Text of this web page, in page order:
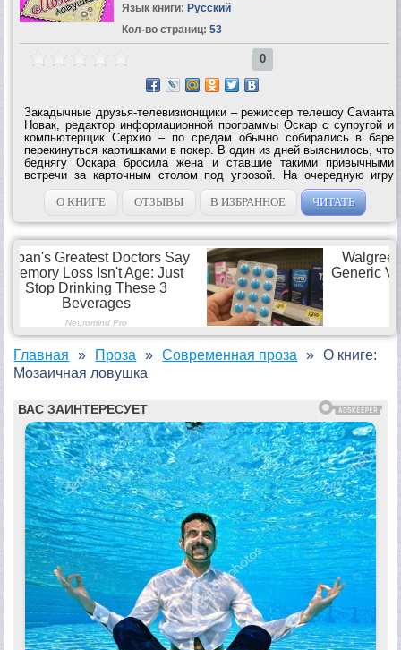
Язык книги: Русский
Кол-во страниц: 53
0
Закадычные друзья-телевизионщики – режиссер телешоу Саманта
Новак, редактор информационной программы Оскар с супругой и
компьютерщик Серхио – по средам обычно собирались в баре
перекинуться картишками в покер. В один из дней выяснилось, что
беднягу Оскара бросила жена и ставшие такими привычными
встречи за карточным столом под угрозой. На очередную игру
Оскар привел своего приятеля-архитектора Ларри. Друзьям он
показался...
О КНИГЕ ОТЗЫВЫ В ИЗБРАННОЕ ЧИТАТЬ
Главная Проза Современная проза
О книге:
Мозаичная ловушка